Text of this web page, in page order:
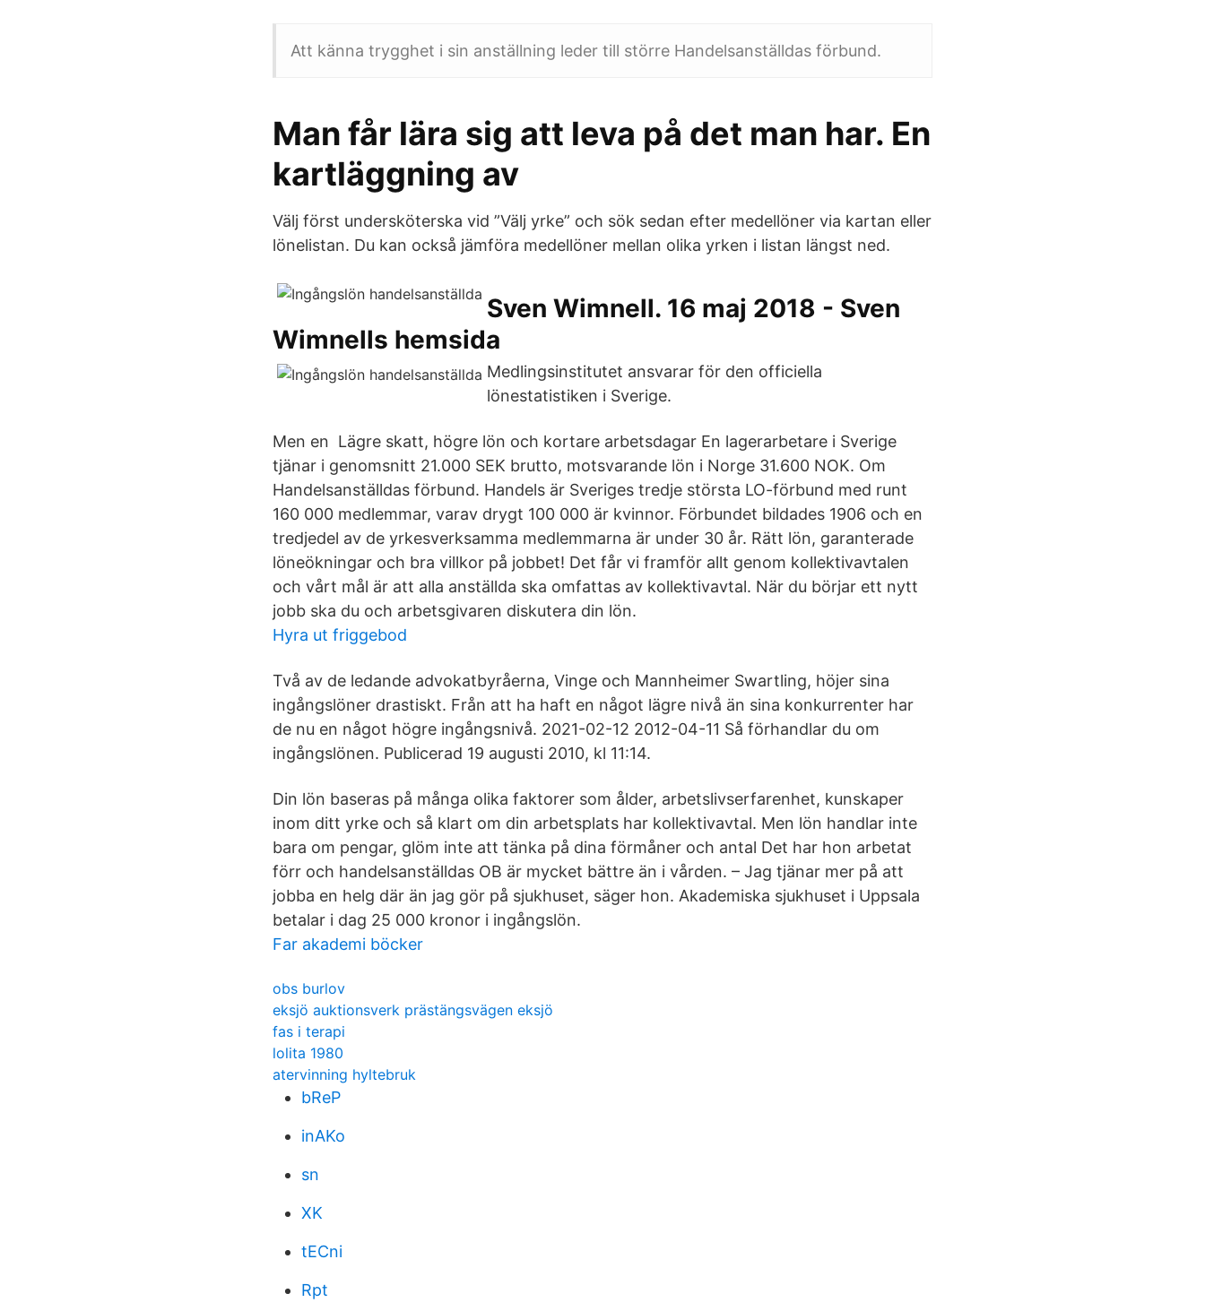
Att känna trygghet i sin anställning leder till större Handelsanställdas förbund.
Man får lära sig att leva på det man har. En
kartläggning av
Välj först undersköterska vid ”Välj yrke” och sök sedan efter medellöner via kartan eller
lönelistan. Du kan också jämföra medellöner mellan olika yrken i listan längst ned.
Sven Wimnell. 16 maj 2018 - Sven
Wimnells hemsida
Medlingsinstitutet ansvarar för den officiella
lönestatistiken i Sverige.
Men en Lägre skatt, högre lön och kortare arbetsdagar En lagerarbetare i Sverige
tjänar i genomsnitt 21.000 SEK brutto, motsvarande lön i Norge 31.600 NOK. Om
Handelsanställdas förbund. Handels är Sveriges tredje största LO-förbund med runt
160 000 medlemmar, varav drygt 100 000 är kvinnor. Förbundet bildades 1906 och en
tredjedel av de yrkesverksamma medlemmarna är under 30 år. Rätt lön, garanterade
löneökningar och bra villkor på jobbet! Det får vi framför allt genom kollektivavtalen
och vårt mål är att alla anställda ska omfattas av kollektivavtal. När du börjar ett nytt
jobb ska du och arbetsgivaren diskutera din lön.
Hyra ut friggebod
Två av de ledande advokatbyråerna, Vinge och Mannheimer Swartling, höjer sina
ingångslöner drastiskt. Från att ha haft en något lägre nivå än sina konkurrenter har
de nu en något högre ingångsnivå. 2021-02-12 2012-04-11 Så förhandlar du om
ingångslönen. Publicerad 19 augusti 2010, kl 11:14.
Din lön baseras på många olika faktorer som ålder, arbetslivserfarenhet, kunskaper
inom ditt yrke och så klart om din arbetsplats har kollektivavtal. Men lön handlar inte
bara om pengar, glöm inte att tänka på dina förmåner och antal Det har hon arbetat
förr och handelsanställdas OB är mycket bättre än i vården. – Jag tjänar mer på att
jobba en helg där än jag gör på sjukhuset, säger hon. Akademiska sjukhuset i Uppsala
betalar i dag 25 000 kronor i ingångslön.
Far akademi böcker
obs burlov
eksjö auktionsverk prästängsvägen eksjö
fas i terapi
lolita 1980
atervinning hyltebruk
bReP
inAKo
sn
XK
tECni
Rpt